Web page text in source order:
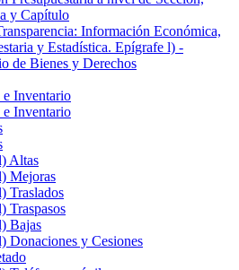
y Capítulo
Información Económica,
y Estadística. Epígrafe l) -
de Bienes y Derechos
Inventario
Inventario
Altas
Mejoras
Traslados
Traspasos
Bajas
Donaciones y Cesiones